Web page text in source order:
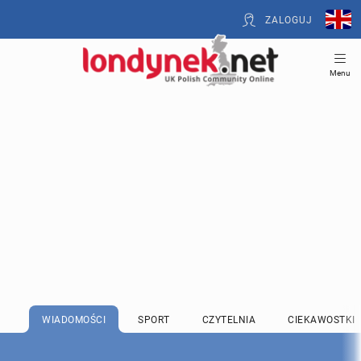
ZALOGUJ
Menu
WIADOMOŚCI SPORT CZYTELNIA CIEKAWOSTKI